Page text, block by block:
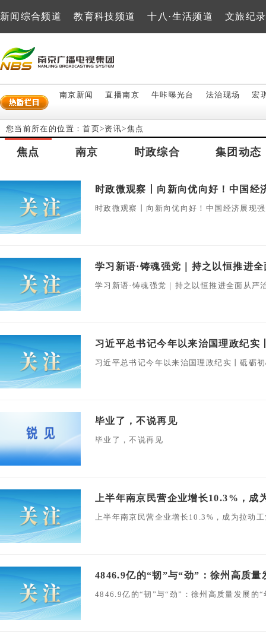
新闻综合频道 教育科技频道 十八·生活频道 文旅纪
南京新闻 直播南京 牛咔曝光台 法治现场 宏
您当前所在的位置：首页>资讯>焦点
焦点 南京 时政综合 集团动态
时政微观察丨向新向优向好！中国经
时政微观察丨向新向优向好！中国经济展现
学习新语·铸魂强党｜持之以恒推进
学习新语·铸魂强党｜持之以恒推进全面从严
习近平总书记今年以来治国理政纪
习近平总书记今年以来治国理政纪实丨砥砺
毕业了，不说再见
毕业了，不说再见
上半年南京民营企业增长10.3%，成
上半年南京民营企业增长10.3%，成为拉动
4846.9亿的“韧”与“劲”：徐州高质量
4846.9亿的“韧”与“劲”：徐州高质量发展的“